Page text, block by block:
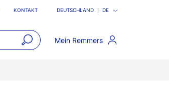
KONTAKT DEUTSCHLAND DE
Mein Remmers